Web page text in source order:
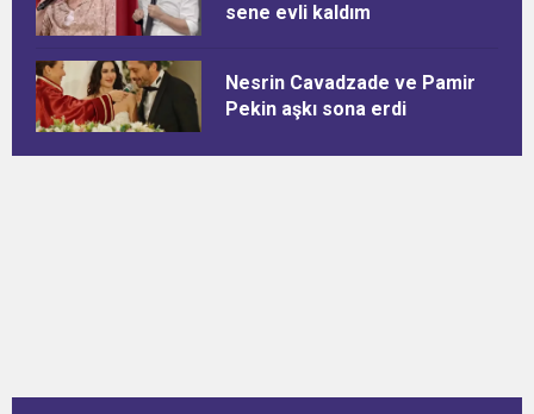
sene evli kaldım
Nesrin Cavadzade ve Pamir
Pekin aşkı sona erdi